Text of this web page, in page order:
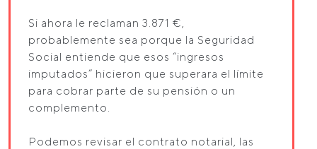
Si ahora le reclaman 3.871 €,
probablemente sea porque la Seguridad
Social entiende que esos “ingresos
imputados” hicieron que superara el límite
para cobrar parte de su pensión o un
complemento.
Podemos revisar el contrato notarial, las